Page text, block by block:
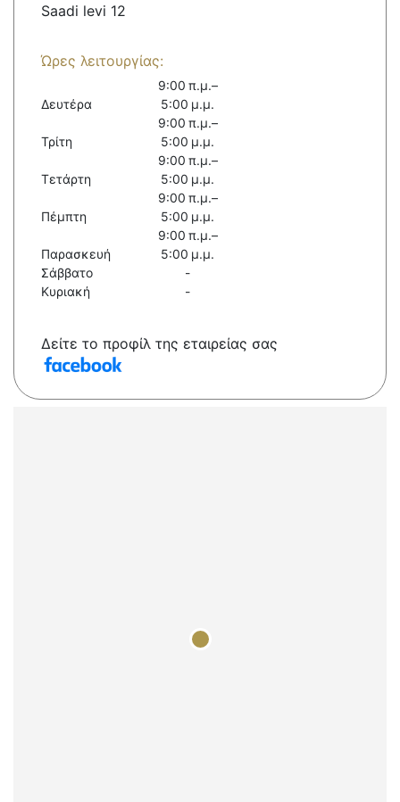
Saadi levi 12
Ώρες λειτουργίας:
Δευτέρα
9:00 π.μ.–
5:00 μ.μ.
Τρίτη
9:00 π.μ.–
5:00 μ.μ.
Τετάρτη
9:00 π.μ.–
5:00 μ.μ.
Πέμπτη
9:00 π.μ.–
5:00 μ.μ.
Παρασκευή
9:00 π.μ.–
5:00 μ.μ.
Σάββατο
-
Κυριακή
-
Δείτε το προφίλ της εταιρείας σας